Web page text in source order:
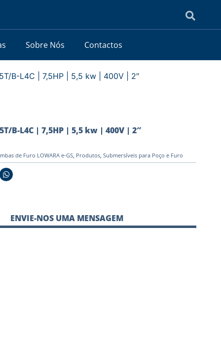
Sobre Nós Contactos
B-L4C | 7,5HP | 5,5 kw | 400V | 2″
B-L4C | 7,5HP | 5,5 kw | 400V | 2″
de Furo LOWARA e-GS, Produtos, Submersíveis para Poço e Furo
ENVIE-NOS UMA MENSAGEM